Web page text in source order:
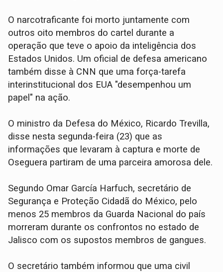
O narcotraficante foi morto juntamente com
outros oito membros do cartel durante a
operação que teve o apoio da inteligência dos
Estados Unidos. Um oficial de defesa americano
também disse à CNN que uma força-tarefa
interinstitucional dos EUA "desempenhou um
papel" na ação.
O ministro da Defesa do México, Ricardo Trevilla,
disse nesta segunda-feira (23) que as
informações que levaram à captura e morte de
Oseguera partiram de uma parceira amorosa dele.
Segundo Omar García Harfuch, secretário de
Segurança e Proteção Cidadã do México, pelo
menos 25 membros da Guarda Nacional do país
morreram durante os confrontos no estado de
Jalisco com os supostos membros de gangues.
O secretário também informou que uma civil